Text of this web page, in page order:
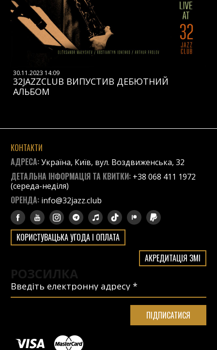
30.11.2023 14:09
32JAZZCLUB ВИПУСТИВ ДЕБЮТНИЙ
АЛЬБОМ
КОНТАКТИ
АДРЕСА:Україна, Київ, вул. Воздвиженська, 32
ДЕТАЛЬНА ІНФОРМАЦІЯ ТА КВИТКИ: +38 068 411 1972
(середа-неділя)
ОРЕНДА: info@32jazz.club
КОРИСТУВАЦЬКА УГОДА І ОПЛАТА
АКРЕДИТАЦІЯ ЗМІ
РОЗСИЛКА